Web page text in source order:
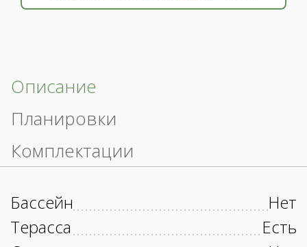
Описание
Планировки
Комплектации
Бассейн
Нет
Терасса
Есть